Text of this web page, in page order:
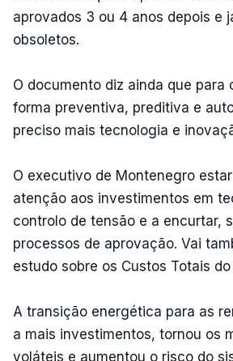
aprovados 3 ou 4 anos depois e
obsoletos.
O documento diz ainda que para
forma preventiva, preditiva e
preciso mais tecnologia e
O executivo de Montenegro
atenção aos investimentos em
controlo de tensão e a encurtar,
processos de aprovação. Vai
estudo sobre os Custos Totais
A transição energética para as
a mais investimentos, tornou os
voláteis e aumentou o risco do